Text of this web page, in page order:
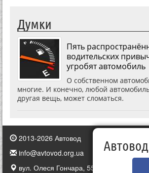
Думки
Пять
водительских
угробят автомобиль
О собственном
многие. И конечно, любой
другая вещь, может сломаться.
2013-2026 Автовод
info@avtovod.org.ua
вул. Олеся Гончара, 55, Київ, Україна